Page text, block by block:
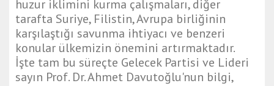
huzur iklimini kurma çalışmaları, diğer
tarafta Suriye, Filistin, Avrupa birliğinin
karşılaştığı savunma ihtiyacı ve benzeri
konular ülkemizin önemini artırmaktadır.
İşte tam bu süreçte Gelecek Partisi ve Lideri
sayın Prof. Dr. Ahmet Davutoğlu'nun bilgi,